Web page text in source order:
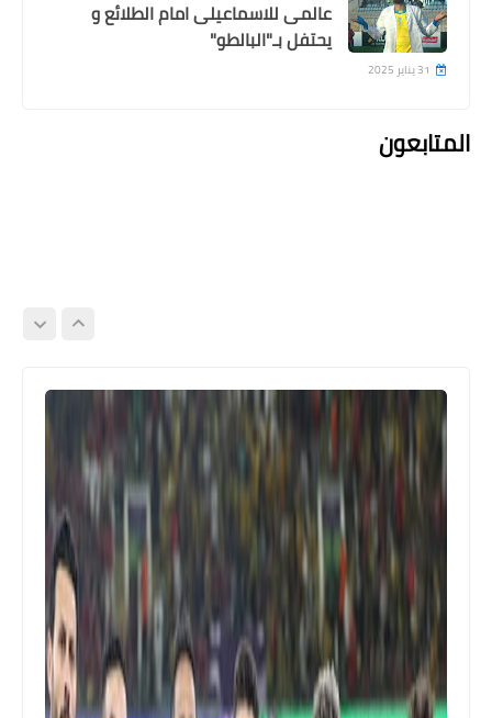
عالمى للاسماعيلى امام الطلائع و
يحتفل بـ"البالطو"
31 يناير 2025
المتابعون
اخبار خفيفة
بعد 3 ايام من انضمامه .. عبدالقادر يفتتح
اهدافه مع قطر فى اول مشاركة امام
الشمال